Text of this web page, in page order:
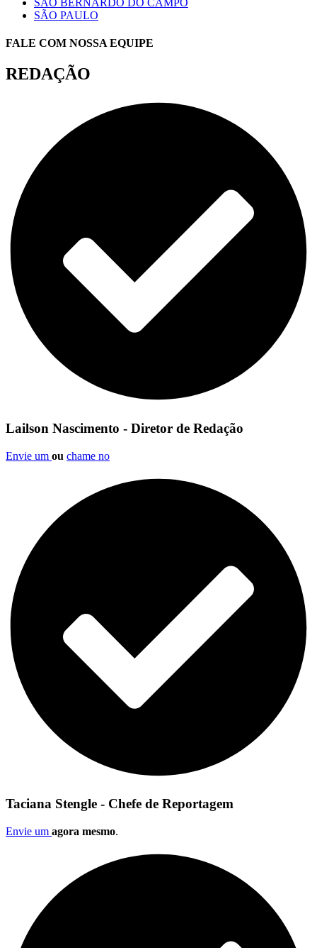
SÃO PAULO
FALE COM NOSSA EQUIPE
REDAÇÃO
Lailson Nascimento - Diretor de Redação
Envie um ou chame no
Taciana Stengle - Chefe de Reportagem
Envie um agora mesmo.